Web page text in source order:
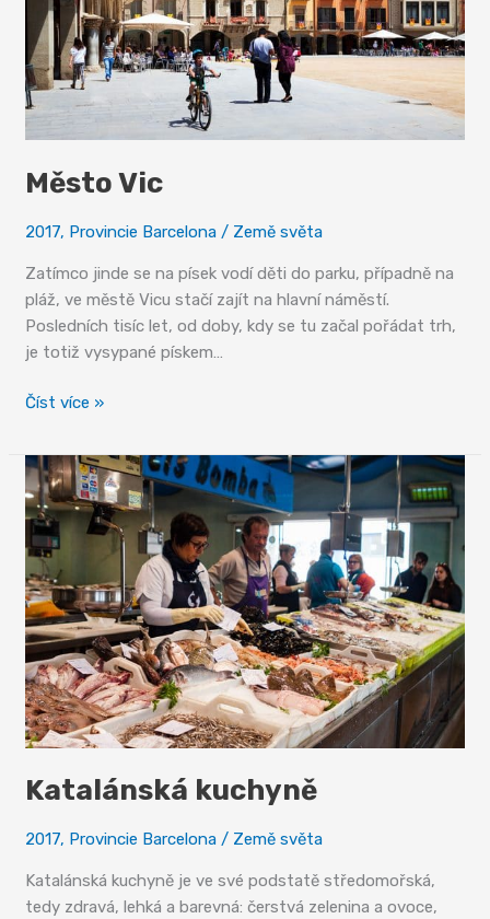
Město Vic
2017, Provincie Barcelona / Země světa
Zatímco jinde se na písek vodí děti do parku, případně na
pláž, ve městě Vicu stačí zajít na hlavní náměstí.
Posledních tisíc let, od doby, kdy se tu začal pořádat trh,
je totiž vysypané pískem…
Město
Číst více »
Katalánská kuchyně
2017, Provincie Barcelona / Země světa
Katalánská kuchyně je ve své podstatě středomořská,
tedy zdravá, lehká a barevná: čerstvá zelenina a ovoce,